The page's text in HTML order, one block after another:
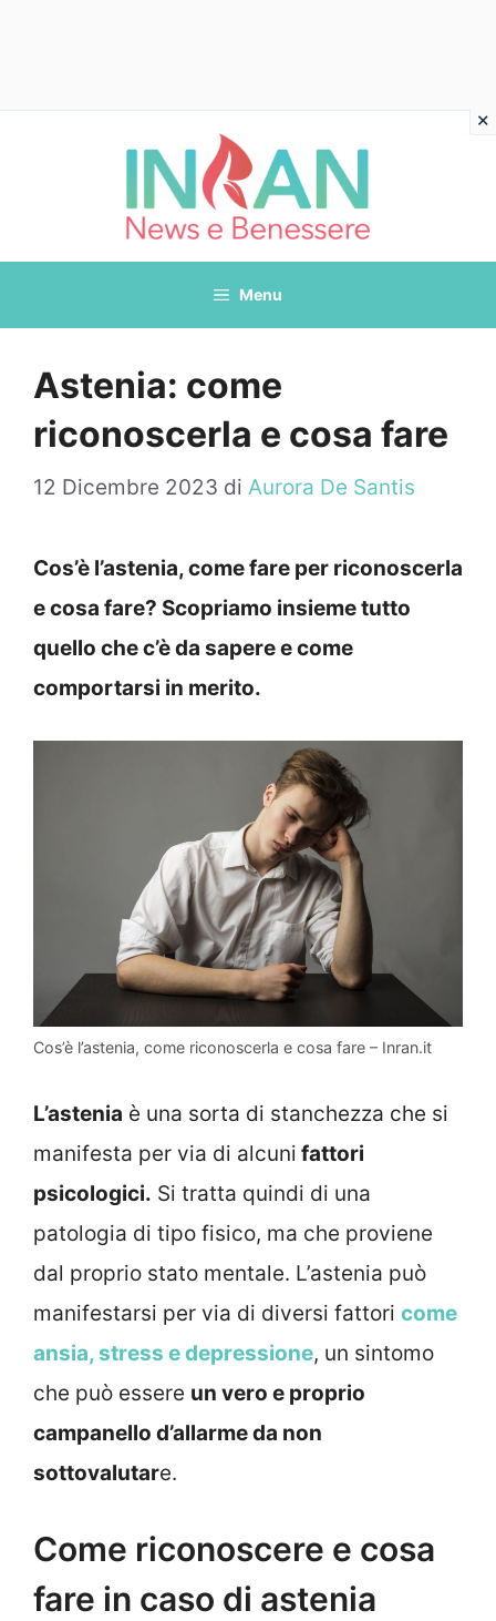
Menu
Astenia: come
riconoscerla e cosa fare
12 Dicembre 2023 di Aurora De Santis
Cos’è l’astenia, come fare per riconoscerla
e cosa fare? Scopriamo insieme tutto
quello che c’è da sapere e come
comportarsi in merito.
Cos’è l’astenia, come riconoscerla e cosa fare – Inran.it
L’astenia è una sorta di stanchezza che si
manifesta per via di alcuni fattori
psicologici. Si tratta quindi di una
patologia di tipo fisico, ma che proviene
dal proprio stato mentale. L’astenia può
manifestarsi per via di diversi fattori come
ansia, stress e depressione, un sintomo
che può essere un vero e proprio
campanello d’allarme da non
sottovalutare.
Come riconoscere e cosa
fare in caso di astenia